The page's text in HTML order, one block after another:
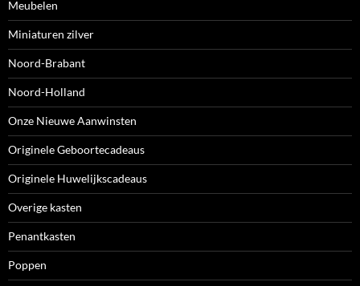
Meubelen
Miniaturen zilver
Noord-Brabant
Noord-Holland
Onze Nieuwe Aanwinsten
Originele Geboortecadeaus
Originele Huwelijkscadeaus
Overige kasten
Penantkasten
Poppen